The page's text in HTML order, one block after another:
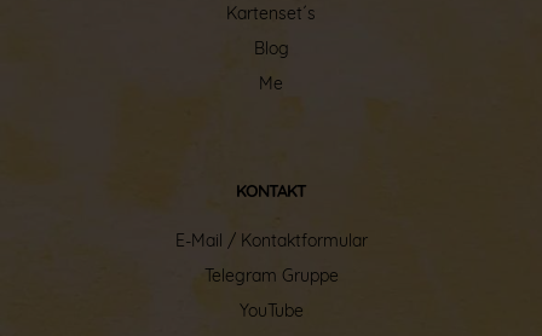
Kartenset´s
Blog
Me
KONTAKT
E-Mail / Kontaktformular
Telegram Gruppe
YouTube